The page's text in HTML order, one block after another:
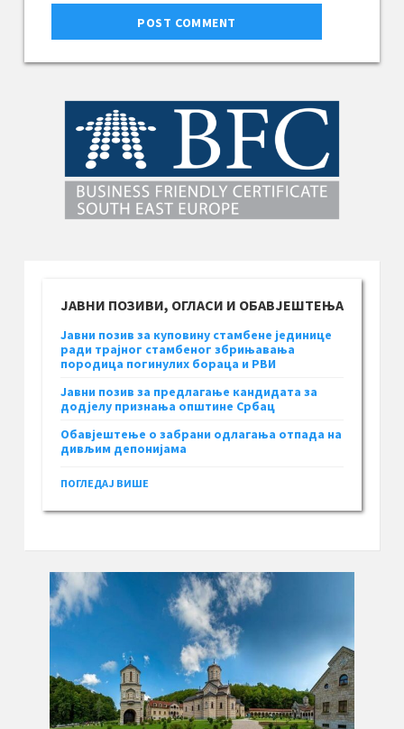
ЈАВНИ ПОЗИВИ, ОГЛАСИ И ОБАВЈЕШТЕЊА
Јавни позив за куповину стамбене јединице
ради трајног стамбеног збрињавања
породица погинулих бораца и РВИ
Јавни позив за предлагање кандидата за
додјелу признања општине Србац
Обавјештење о забрани одлагања отпада на
дивљим депонијама
ПОГЛЕДАЈ ВИШЕ